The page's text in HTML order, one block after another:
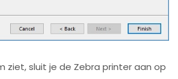
ziet, sluit je de Zebra printer aan op